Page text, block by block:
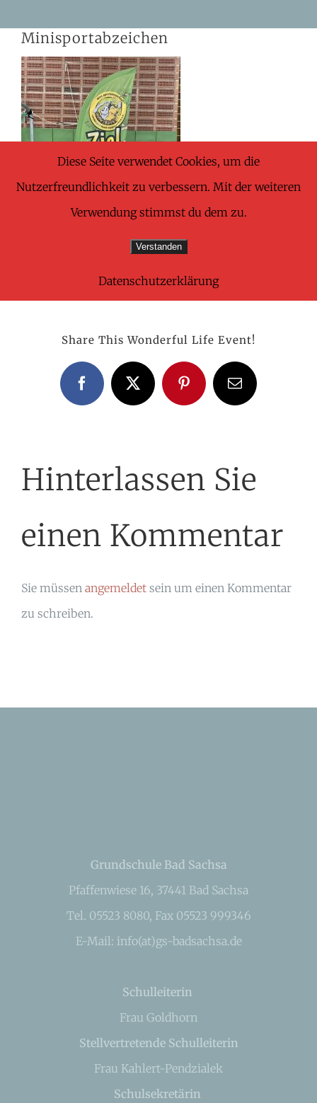
content
Minisportabzeichen
Share This Wonderful Life Event!
FacebookX PinterestE-
Mail
Hinterlassen Sie
einen Kommentar
Sie müssen angemeldet sein um einen Kommentar
zu schreiben.
Grundschule Bad Sachsa
Pfaffenwiese 16, 37441 Bad Sachsa
Tel. 05523 8080, Fax 05523 999346
E-Mail: info(at)gs-badsachsa.de
Schulleiterin
Frau Goldhorn
Stellvertretende Schulleiterin
Frau Kahlert-Pendzialek
Schulsekretärin
Diese Seite verwendet Cookies, um die
Nutzerfreundlichkeit zu verbessern. Mit der weiteren
Verwendung stimmst du dem zu.
Verstanden
Datenschutzerklärung